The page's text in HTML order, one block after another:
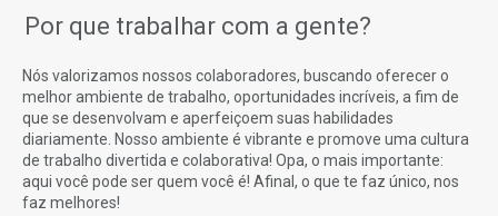
Por que trabalhar com a gente?
Nós valorizamos nossos colaboradores, buscando oferecer o
melhor ambiente de trabalho, oportunidades incríveis, a fim de
que se desenvolvam e aperfeiçoem suas habilidades
diariamente. Nosso ambiente é vibrante e promove uma cultura
de trabalho divertida e colaborativa! Opa, o mais importante:
aqui você pode ser quem você é! Afinal, o que te faz único, nos
faz melhores!